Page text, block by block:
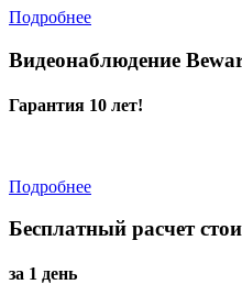
Подробнее
Видеонаблюдение
Гарантия 10 лет!
Подробнее
Бесплатный расчет
за 1 день